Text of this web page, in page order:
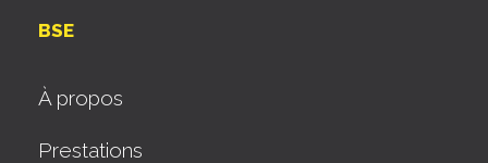
BSE
À propos
Prestations